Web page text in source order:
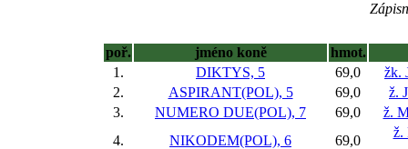
poř. jméno koně
hmot.
1.
DIKTYS, 5 69,0
žk.
2.
ASPIRANT(POL), 5 69,0
ž.
3.
NUMERO DUE(POL), 7 69,0
ž.
4.
NIKODEM(POL), 6 69,0
ž.